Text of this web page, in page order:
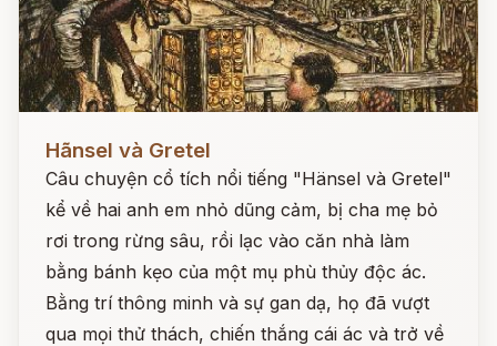
Hãnsel và Gretel
Câu chuyện cổ tích nổi tiếng "Hänsel và Gretel"
kể về hai anh em nhỏ dũng cảm, bị cha mẹ bỏ
rơi trong rừng sâu, rồi lạc vào căn nhà làm
bằng bánh kẹo của một mụ phù thủy độc ác.
Bằng trí thông minh và sự gan dạ, họ đã vượt
qua mọi thử thách, chiến thắng cái ác và trở về